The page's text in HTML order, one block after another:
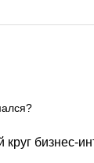
бизнес-